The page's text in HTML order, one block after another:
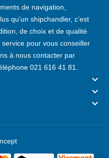
de navigation,
qu’un shipchandler, c’est
de choix et de qualité.
pour vous conseiller
à nous contacter par
021 616 41 81
keyboard_arrow_down
keyboard_arrow_down
keyboard_arrow_down